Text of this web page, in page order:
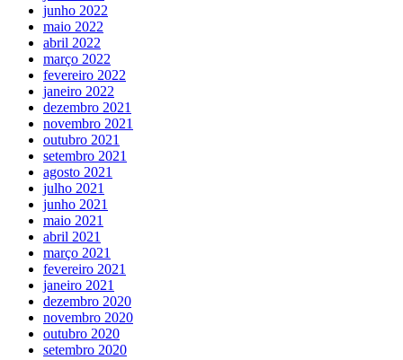
junho 2022
maio 2022
abril 2022
março 2022
fevereiro 2022
janeiro 2022
dezembro 2021
novembro 2021
outubro 2021
setembro 2021
agosto 2021
julho 2021
junho 2021
maio 2021
abril 2021
março 2021
fevereiro 2021
janeiro 2021
dezembro 2020
novembro 2020
outubro 2020
setembro 2020